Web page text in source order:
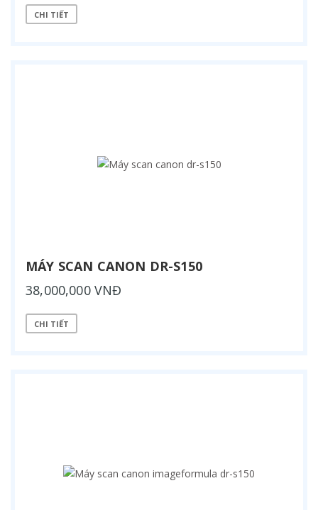
CHI TIẾT
MÁY SCAN CANON DR-S150
38,000,000 VNĐ
CHI TIẾT